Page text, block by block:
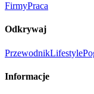
FirmyPraca
Odkrywaj
PrzewodnikLifestyle
Informacje